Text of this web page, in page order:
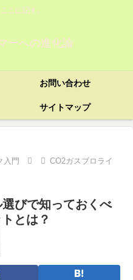
こに記す。
ーへの進化論
お問い合わせ
サイトマップ
入門
CO2ガスブロライ
びで知っておくべ
とは？